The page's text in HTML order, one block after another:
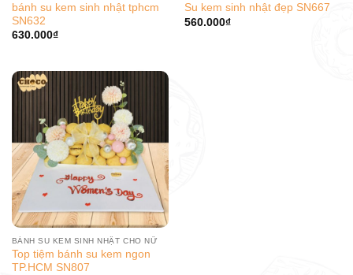
bánh su kem sinh nhật tphcm
SN632
630.000₫
Su kem sinh nhật đẹp SN667
560.000₫
BÁNH SU KEM SINH NHẬT CHO NỮ
Top tiệm bánh su kem ngon
TP.HCM SN807